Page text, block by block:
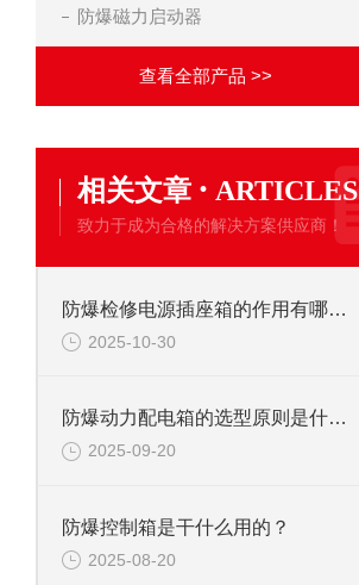
防爆磁力启动器
查看全部产品 >>
相关文章 · ARTICLES
致力于成为合格的解决方案供应商！
防爆检修电源插座箱的作用有哪些？
2025-10-30
防爆动力配电箱的选型原则是什么?
2025-09-20
防爆控制箱是干什么用的？
2025-08-20